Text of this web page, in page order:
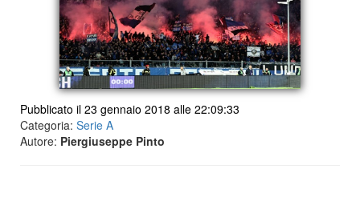
Pubblicato il 23 gennaio 2018 alle 22:09:33
Categoria: Serie A
Autore: Piergiuseppe Pinto